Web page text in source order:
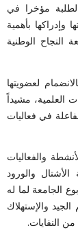
مؤخرا في
وإدراكها بأهمية
النجاح الوطنية
لعضويتها
العلمية، مشيداً
في فعاليات
والفعاليات
والورود
الجامعة لما له
والإستهلاك
النفايات.